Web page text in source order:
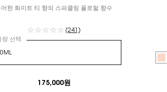
어한 화이트 티 향의 스파클링 플로럴 향수
(241)
량 선택
175,000원